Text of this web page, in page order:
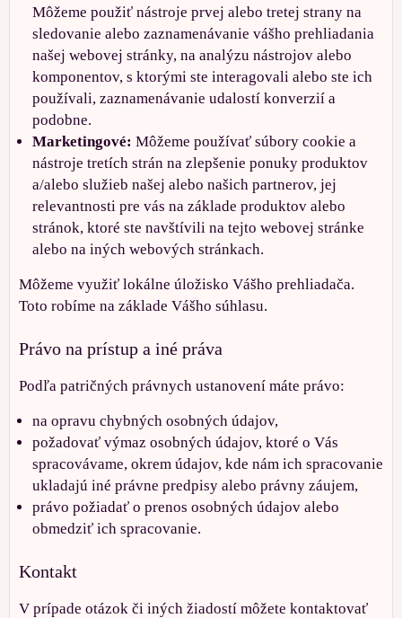
Môžeme použiť nástroje prvej alebo tretej strany na
sledovanie alebo zaznamenávanie vášho prehliadania
našej webovej stránky, na analýzu nástrojov alebo
komponentov, s ktorými ste interagovali alebo ste ich
používali, zaznamenávanie udalostí konverzií a
podobne.
Marketingové: Môžeme používať súbory cookie a
nástroje tretích strán na zlepšenie ponuky produktov
a/alebo služieb našej alebo našich partnerov, jej
relevantnosti pre vás na základe produktov alebo
stránok, ktoré ste navštívili na tejto webovej stránke
alebo na iných webových stránkach.
Môžeme využiť lokálne úložisko Vášho prehliadača.
Toto robíme na základe Vášho súhlasu.
Právo na prístup a iné práva
Podľa patričných právnych ustanovení máte právo:
na opravu chybných osobných údajov,
požadovať výmaz osobných údajov, ktoré o Vás
spracovávame, okrem údajov, kde nám ich spracovanie
ukladajú iné právne predpisy alebo právny záujem,
právo požiadať o prenos osobných údajov alebo
obmedziť ich spracovanie.
Kontakt
V prípade otázok či iných žiadostí môžete kontaktovať